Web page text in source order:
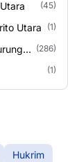
(45)
Utara (1)
(286)
(1)
Hukrim